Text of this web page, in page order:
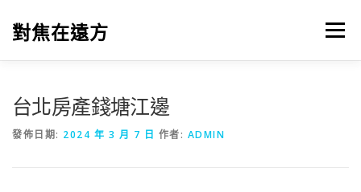
對焦在遠方 選單
台北房產錢塘江邊
發佈日期: 2024 年 3 月 7 日 作者: ADMIN